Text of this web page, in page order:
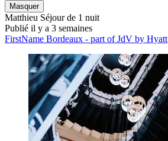
Masquer
Matthieu Séjour de 1 nuit
Publié il y a 3 semaines
FirstName Bordeaux - part of JdV by Hyatt